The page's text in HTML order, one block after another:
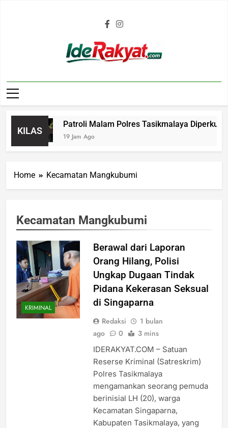
Iderakyat.com
KILAS
Patroli Malam Polres Tasikmalaya Diperkuat,
19 Jam Ago
Home Kecamatan Mangkubumi
Kecamatan Mangkubumi
KRIMINAL
Berawal dari Laporan
Orang Hilang, Polisi
Ungkap Dugaan Tindak
Pidana Kekerasan Seksual
di Singaparna
Redaksi
1 bulan
ago
0 3 mins
IDERAKYAT.COM – Satuan
Reserse Kriminal (Satreskrim)
Polres Tasikmalaya
mengamankan seorang pemuda
berinisial LH (20), warga
Kecamatan Singaparna,
Kabupaten Tasikmalaya, yang